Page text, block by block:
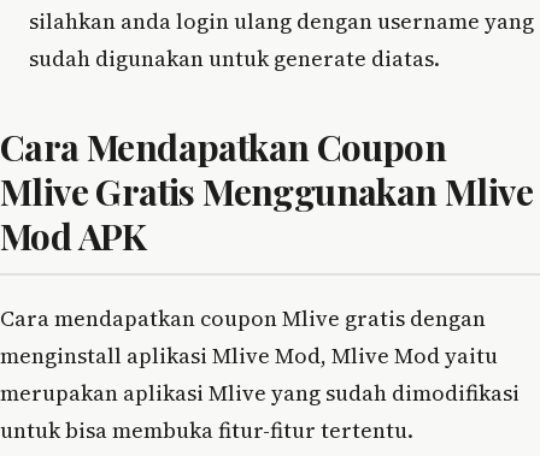
silahkan anda login ulang dengan username yang
sudah digunakan untuk generate diatas.
Cara Mendapatkan Coupon
Mlive Gratis Menggunakan Mlive
Mod APK
Cara mendapatkan coupon Mlive gratis dengan
menginstall aplikasi Mlive Mod, Mlive Mod yaitu
merupakan aplikasi Mlive yang sudah dimodifikasi
untuk bisa membuka fitur-fitur tertentu.